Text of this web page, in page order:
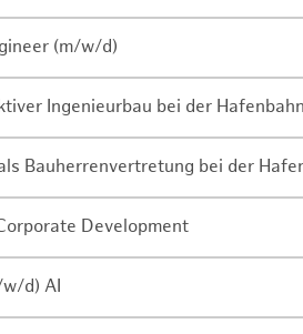
(m/w/d)
Ingenieurbau bei der Hafenbahn
Bauherrenvertretung bei der
Development
d) AI